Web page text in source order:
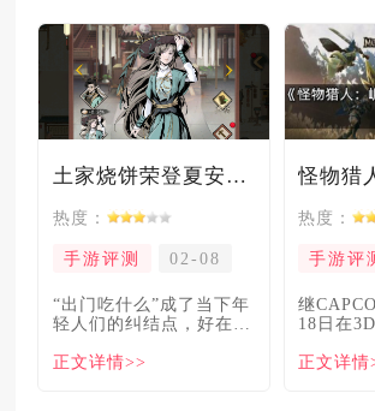
土家烧饼荣登夏安必吃榜？烧饼西施摇身成流量网红！
热度：
手游评测 02-08
“出门吃什么”成了当下年
轻人们的纠结点，好在美
解
正文详情>>
热度：
手游评
继
18日在
正文详情